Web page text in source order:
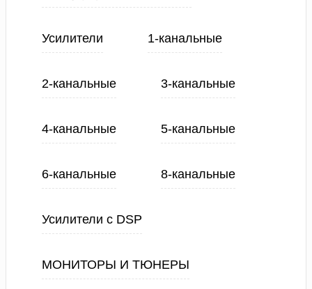
Усилители 1-канальные
2-канальные 3-канальные
4-канальные 5-канальные
6-канальные 8-канальные
Усилители с DSP
МОНИТОРЫ И ТЮНЕРЫ